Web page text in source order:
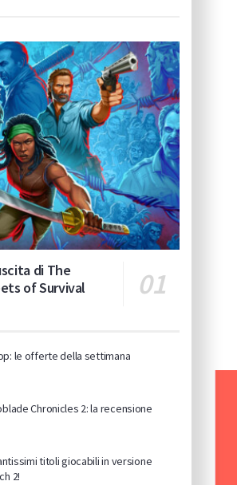
di The
of Survival
le offerte della settimana
Chronicles 2: la recensione
titoli giocabili in versione
2!